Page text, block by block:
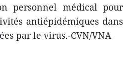
personnel médical pour
antiépidémiques dans
par le virus.-CVN/VNA